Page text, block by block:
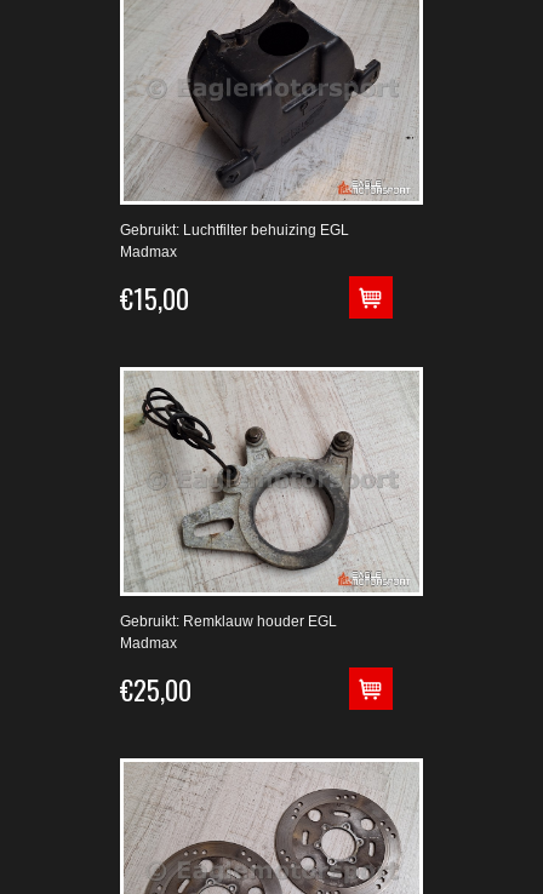
Gebruikt: Luchtfilter behuizing EGL
Madmax
€15,00
Gebruikt: Remklauw houder EGL
Madmax
€25,00